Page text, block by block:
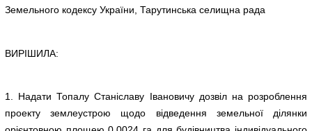
Земельного кодексу України, Тарутинська селищна рада
ВИРІШИЛА:
1. Надати Топалу Станіславу Івановичу дозвіл на розроблення
проекту землеустрою щодо відведення земельної ділянки